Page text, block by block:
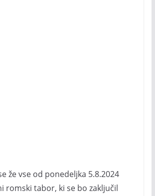
že vse od ponedeljka 5.8.2024
romski tabor, ki se bo zaključil